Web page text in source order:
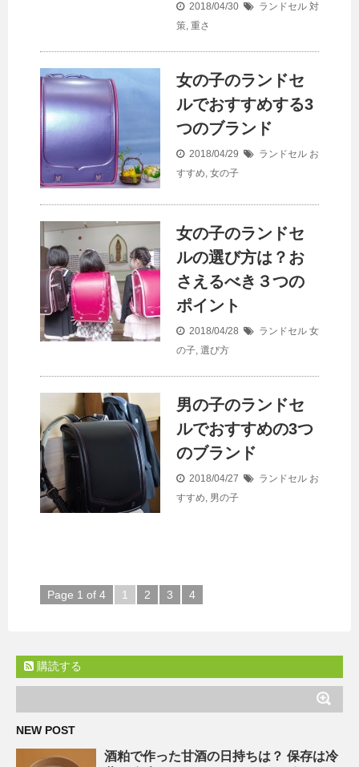
2018/04/30 ランドセル 対
策, 重さ
女の子のランドセ
ルでおすすめする3
つのブランド
2018/04/29 ランドセル お
すすめ, 女の子
女の子のランドセ
ルの選び方は？お
さえるべき３つの
ポイント
2018/04/28 ランドセル 女
の子, 選び方
男の子のランドセ
ルでおすすめの3つ
のブランド
2018/04/27 ランドセル お
すすめ, 男の子
Page 1 of 4 1 2 3 4
購読する
NEW POST
酒粕で作った甘酒の日持ちは？ 保存は冷